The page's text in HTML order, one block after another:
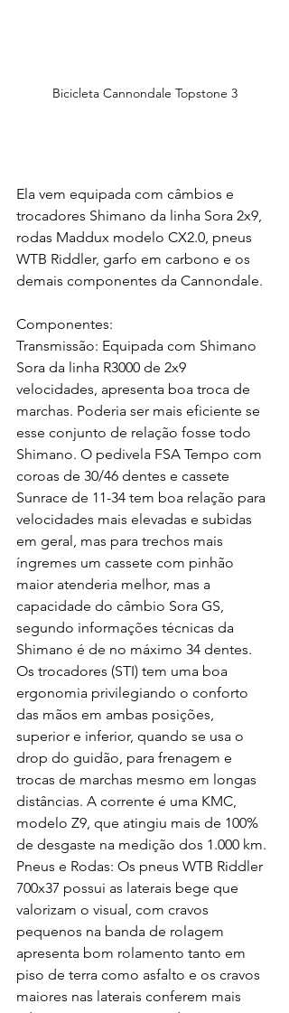
Bicicleta Cannondale Topstone 3
Ela vem equipada com câmbios e
trocadores Shimano da linha Sora 2x9,
rodas Maddux modelo CX2.0, pneus
WTB Riddler, garfo em carbono e os
demais componentes da Cannondale.
Componentes:
Transmissão: Equipada com Shimano
Sora da linha R3000 de 2x9
velocidades, apresenta boa troca de
marchas. Poderia ser mais eficiente se
esse conjunto de relação fosse todo
Shimano. O pedivela FSA Tempo com
coroas de 30/46 dentes e cassete
Sunrace de 11-34 tem boa relação para
velocidades mais elevadas e subidas
em geral, mas para trechos mais
íngremes um cassete com pinhão
maior atenderia melhor, mas a
capacidade do câmbio Sora GS,
segundo informações técnicas da
Shimano é de no máximo 34 dentes.
Os trocadores (STI) tem uma boa
ergonomia privilegiando o conforto
das mãos em ambas posições,
superior e inferior, quando se usa o
drop do guidão, para frenagem e
trocas de marchas mesmo em longas
distâncias. A corrente é uma KMC,
modelo Z9, que atingiu mais de 100%
de desgaste na medição dos 1.000 km.
Pneus e Rodas: Os pneus WTB Riddler
700x37 possui as laterais bege que
valorizam o visual, com cravos
pequenos na banda de rolagem
apresenta bom rolamento tanto em
piso de terra como asfalto e os cravos
maiores nas laterais conferem mais